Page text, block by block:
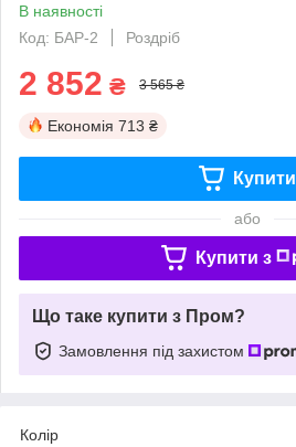
В наявності
Код: БАР-2
Роздріб
2 852 ₴ 3 565 ₴
Економія 713 ₴
Купити
або
Купити з
Що таке купити з Пром?
Замовлення під захистом
Колір